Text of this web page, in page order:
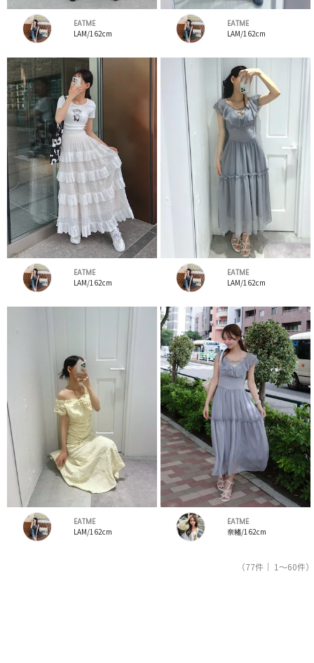
EATME
LAM/162cm
EATME
LAM/162cm
EATME
LAM/162cm
EATME
LAM/162cm
EATME
LAM/162cm
EATME
奈緒/162cm
（77件｜ 1～60件）